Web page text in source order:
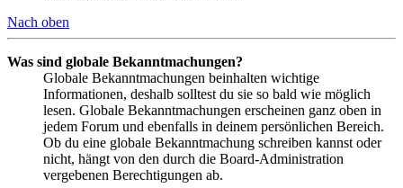
Nach oben
Was sind globale Bekanntmachungen?
Globale Bekanntmachungen beinhalten wichtige
Informationen, deshalb solltest du sie so bald wie möglich
lesen. Globale Bekanntmachungen erscheinen ganz oben in
jedem Forum und ebenfalls in deinem persönlichen Bereich.
Ob du eine globale Bekanntmachung schreiben kannst oder
nicht, hängt von den durch die Board-Administration
vergebenen Berechtigungen ab.